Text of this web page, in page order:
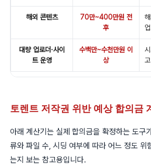
해외 콘텐츠
70만~400만원 전
후
대량 업로더·사이
트 운영
수백만~수천만원 이
상
토렌트 저작권 위반 예상 합의금
아래 계산기는 실제 합의금을 확정하는 도구
류와 파일 수, 시딩 여부에 따라 어느 정도 위
는지 보는 참고용입니다.